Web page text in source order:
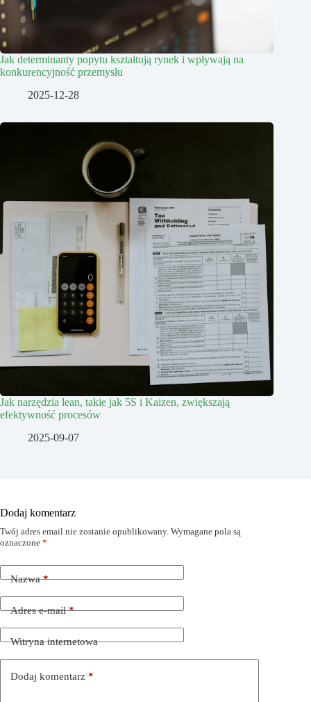
Jak determinanty popytu kształtują rynek i wpływają na
konkurencyjność przemysłu
2025-12-28
Jak narzędzia lean, takie jak 5S i Kaizen, zwiększają
efektywność procesów
2025-09-07
Dodaj komentarz
Twój adres email nie zostanie opublikowany. Wymagane pola są
oznaczone *
Nazwa*
Adres e-mail*
Witryna internetowa
Dodaj komentarz *